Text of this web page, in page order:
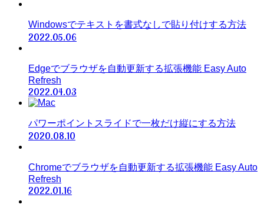
Windowsでテキストを書式なしで貼り付けする方法
2022.05.06
Edgeでブラウザを自動更新する拡張機能 Easy Auto
Refresh
2022.04.03
パワーポイントスライドで一枚だけ縦にする方法
2020.08.10
Chromeでブラウザを自動更新する拡張機能 Easy Auto
Refresh
2022.01.16